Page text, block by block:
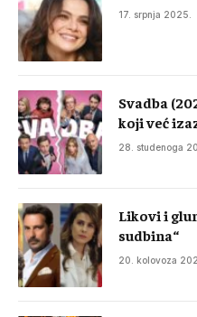
17. srpnja 2025.
Svadba
koji već
28. studenoga
Likovi i
sudbina“
20. kolovoza